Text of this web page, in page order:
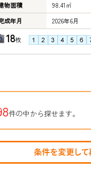
物面積
98.41㎡
成年月
2026年6月
18枚
件の中から探せます。